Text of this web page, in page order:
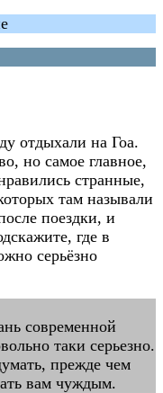
отдыхали на Гоа.
но самое главное,
странные,
там называли
поездки, и
где в
серьёзно
современной
таки серьезно.
прежде чем
вам чуждым.